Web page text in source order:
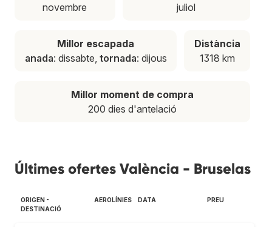
novembre
juliol
Millor escapada
anada: dissabte, tornada: dijous
Distància
1318 km
Millor moment de compra
200 dies d'antelació
Últimes ofertes València - Bruselas
ORIGEN -
DESTINACIÓ
AEROLÍNIES DATA PREU